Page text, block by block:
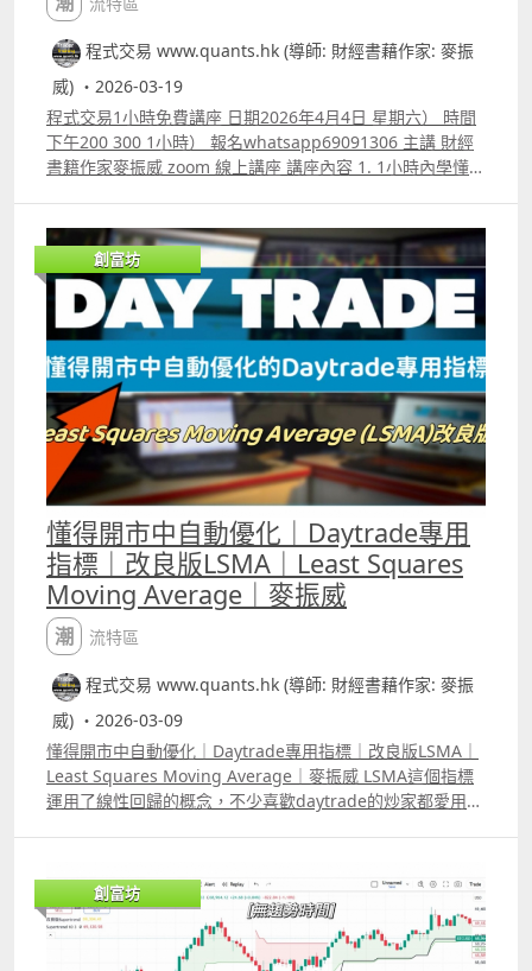
程式交易 www.quants.hk (導師: 財經書藉作家: 麥振
威) ・2026-03-19
程式交易1小時免費講座 日期2026年4月4日 星期六） 時間
下午200 300 1小時） 報名whatsapp69091306 主講 財經
書籍作家麥振威 zoom 線上講座 講座內容 1. 1小時內學懂用
如何快速將pine script寫的交易策略轉為python版本 5.如
何快速學懂用python寫運用排盤市場深度數據的交易策略
autotrade 6.期指盤路分析原理講解 報名whatspp
69091306 或電郵paul.mark881@gmail.com
創富坊
懂得開市中自動優化｜Daytrade專用
指標｜改良版LSMA｜Least Squares
Moving Average｜麥振威
潮流特區
程式交易 www.quants.hk (導師: 財經書藉作家: 麥振
威) ・2026-03-09
懂得開市中自動優化｜Daytrade專用指標｜改良版LSMA｜
Least Squares Moving Average｜麥振威 LSMA這個指標
運用了線性回歸的概念，不少喜歡daytrade的炒家都愛用這
法。 原本的LSMA，線性回歸的計算部份只用了「時間」與
「股價變化」，而多重因子則可能加上成交量，開市裂口幅
度、ATR、RSI變化等等，但加上更多的因子反而會令預測結
果更差，因為有些因子對股價的影響實際上是重複了，這令
創富坊